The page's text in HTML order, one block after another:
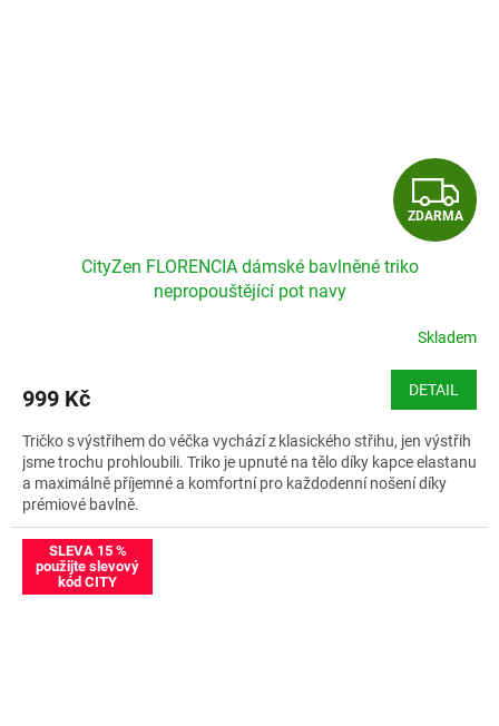
Z
D
R
M
A
ZDARMA
CityZen FLORENCIA dámské bavlněné triko
nepropouštějící pot navy
Skladem
999 Kč DETAIL
Tričko s výstřihem do véčka vychází z klasického střihu, jen výstřih
jsme trochu prohloubili. Triko je upnuté na tělo díky kapce elastanu
a maximálně příjemné a komfortní pro každodenní nošení díky
prémiové bavlně.
Velikostní tabulka CityZen FLORENCIA
SLEVA 15 %
použijte slevový
kód CITY